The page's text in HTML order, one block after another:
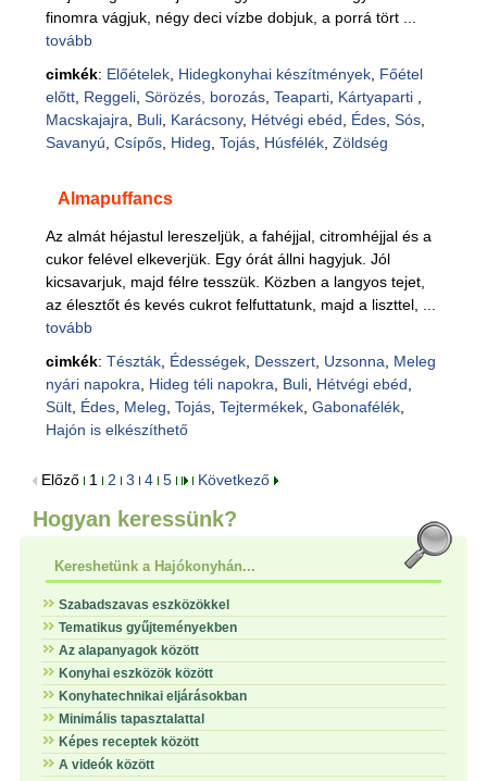
finomra vágjuk, négy deci vízbe dobjuk, a porrá tört ...
tovább
cimkék: Előételek, Hidegkonyhai készítmények, Főétel
előtt, Reggeli, Sörözés, borozás, Teaparti, Kártyaparti
Macskajajra
Buli, Karácsony, Hétvégi ebéd Édes, Sós,
Savanyú Csípős, Hideg Tojás, Húsfélék, Zöldség
Almapuffancs
Az almát héjastul lereszeljük, a fahéjjal, citromhéjjal és a
cukor felével elkeverjük. Egy órát állni hagyjuk. Jól
kicsavarjuk, majd félre tesszük. Közben a langyos tejet,
az élesztőt és kevés cukrot felfuttatunk, majd a liszttel, ...
tovább
cimkék: Tészták, Édességek, Desszert, Uzsonna
Meleg
nyári napokra
Hideg téli napokra Buli, Hétvégi ebéd
Sült, Édes, Meleg Tojás, Tejtermékek, Gabonafélék,
Hajón is elkészíthető
Előző 1 2 3 4 5 Következő
Hogyan keressünk?
Kereshetünk a Hajókonyhán...
Szabadszavas eszközökkel
Tematikus gyűjteményekben
Az alapanyagok között
Konyhai eszközök között
Konyhatechnikai eljárásokban
Minimális tapasztalattal
Képes receptek között
A videók között